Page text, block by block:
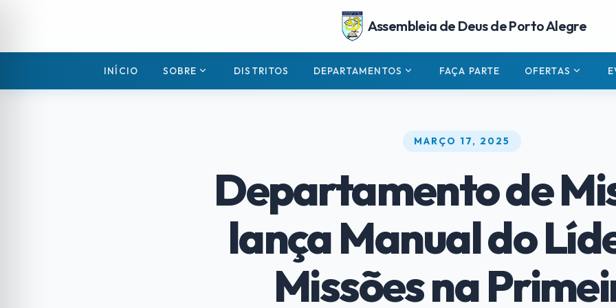
Assembleia de Deus de Porto Alegre
INÍCIO SOBRE expand_more DISTRITOS DEPARTAMENTOS expand_more FAÇA PARTE OFERTAS expand_more
MARÇO 17, 2025
Departamento de
lança Manual do
Missões na